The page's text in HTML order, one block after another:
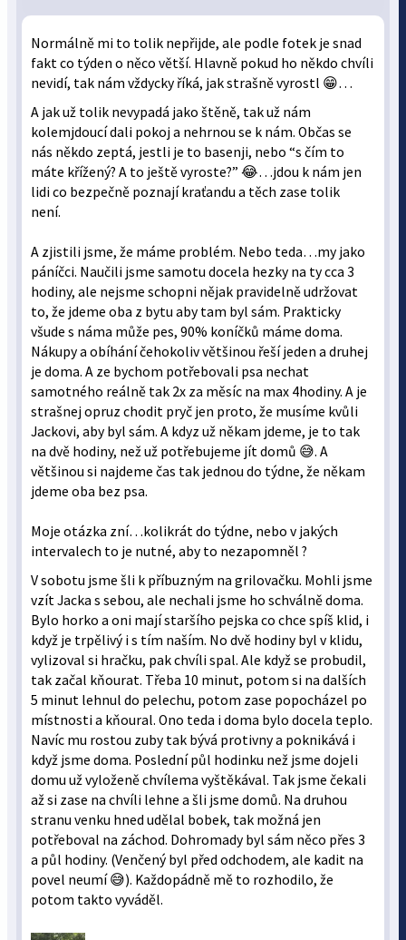
Normálně mi to tolik nepřijde, ale podle fotek je snad
fakt co týden o něco větší. Hlavně pokud ho někdo chvíli
nevidí, tak nám vždycky říká, jak strašně vyrostl 😁…
A jak už tolik nevypadá jako štěně, tak už nám
kolemjdoucí dali pokoj a nehrnou se k nám. Občas se
nás někdo zeptá, jestli je to basenji, nebo “s čím to
máte křížený? A to ještě vyroste?” 😂…jdou k nám jen
lidi co bezpečně poznají kraťandu a těch zase tolik
není.
A zjistili jsme, že máme problém. Nebo teda…my jako
páníčci. Naučili jsme samotu docela hezky na ty cca 3
hodiny, ale nejsme schopni nějak pravidelně udržovat
to, že jdeme oba z bytu aby tam byl sám. Prakticky
všude s náma může pes, 90% koníčků máme doma.
Nákupy a obíhání čehokoliv většinou řeší jeden a druhej
je doma. A ze bychom potřebovali psa nechat
samotného reálně tak 2x za měsíc na max 4hodiny. A je
strašnej opruz chodit pryč jen proto, že musíme kvůli
Jackovi, aby byl sám. A kdyz už někam jdeme, je to tak
na dvě hodiny, než už potřebujeme jít domů 😅. A
většinou si najdeme čas tak jednou do týdne, že někam
jdeme oba bez psa.
Moje otázka zní…kolikrát do týdne, nebo v jakých
intervalech to je nutné, aby to nezapomněl ?
V sobotu jsme šli k příbuzným na grilovačku. Mohli jsme
vzít Jacka s sebou, ale nechali jsme ho schválně doma.
Bylo horko a oni mají staršího pejska co chce spíš klid, i
když je trpělivý i s tím naším. No dvě hodiny byl v klidu,
vylizoval si hračku, pak chvíli spal. Ale když se probudil,
tak začal kňourat. Třeba 10 minut, potom si na dalších
5 minut lehnul do pelechu, potom zase popocházel po
místnosti a kňoural. Ono teda i doma bylo docela teplo.
Navíc mu rostou zuby tak bývá protivny a poknikává i
když jsme doma. Poslední půl hodinku než jsme dojeli
domu už vyloženě chvílema vyštěkával. Tak jsme čekali
až si zase na chvíli lehne a šli jsme domů. Na druhou
stranu venku hned udělal bobek, tak možná jen
potřeboval na záchod. Dohromady byl sám něco přes 3
a půl hodiny. (Venčený byl před odchodem, ale kadit na
povel neumí 😅). Každopádně mě to rozhodilo, že
potom takto vyváděl.